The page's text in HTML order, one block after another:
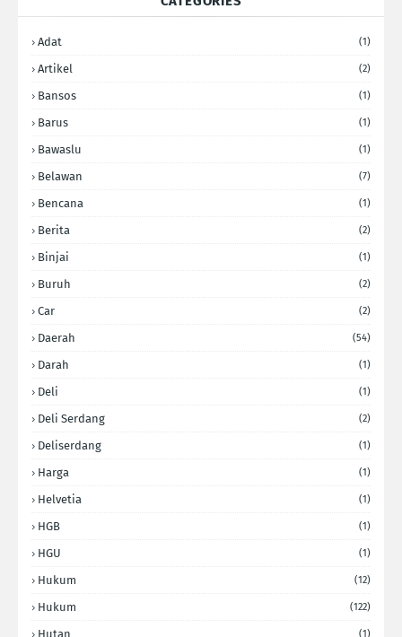
Adat (1)
Artikel (2)
Bansos (1)
Barus (1)
Bawaslu (1)
Belawan (7)
Bencana (1)
Berita (2)
Binjai (1)
Buruh (2)
Car (2)
Daerah (54)
Darah (1)
Deli (1)
Deli Serdang (2)
Deliserdang (1)
Harga (1)
Helvetia (1)
HGB (1)
HGU (1)
Hukum (12)
Hukum (122)
Hutan (1)